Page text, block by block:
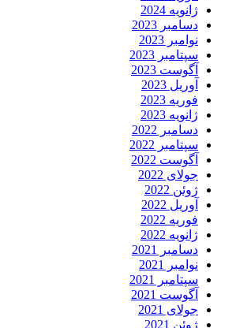
ژانویه 2024
دسامبر 2023
نوامبر 2023
سپتامبر 2023
آگوست 2023
آوریل 2023
فوریه 2023
ژانویه 2023
دسامبر 2022
سپتامبر 2022
آگوست 2022
جولای 2022
ژوئن 2022
آوریل 2022
فوریه 2022
ژانویه 2022
دسامبر 2021
نوامبر 2021
سپتامبر 2021
آگوست 2021
جولای 2021
ژوئن 2021